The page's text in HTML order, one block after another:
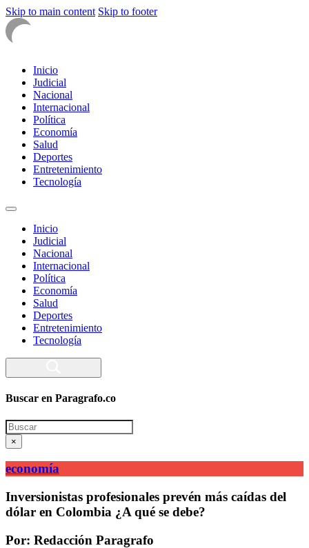
Skip to main content Skip to footer
Inicio
Judicial
Nacional
Internacional
Política
Economía
Salud
Deportes
Entretenimiento
Tecnología
Inicio
Judicial
Nacional
Internacional
Política
Economía
Salud
Deportes
Entretenimiento
Tecnología
Buscar en Paragrafo.co
Search
×
economía
Inversionistas profesionales prevén más caídas del
dólar en Colombia ¿A qué se debe?
Por: Redacción Paragrafo